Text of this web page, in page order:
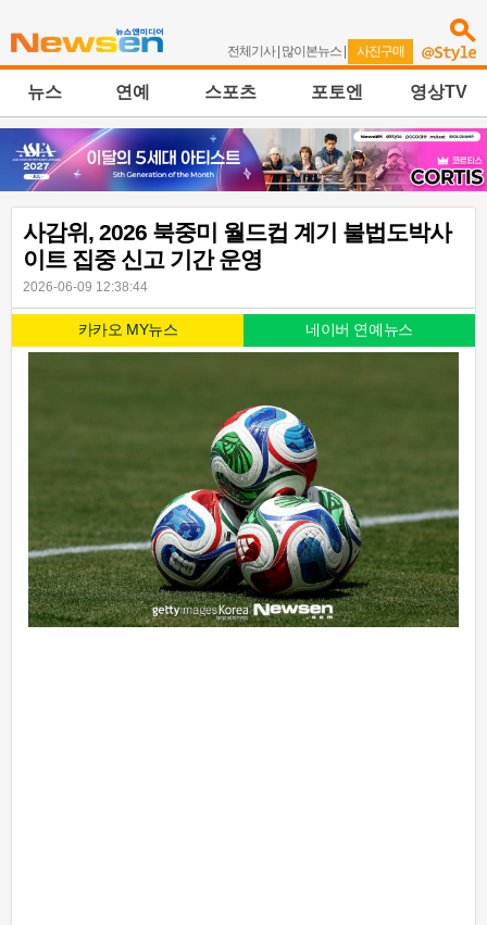
전체기사| 많이본뉴스 | 사진구매
뉴스 연예 스포츠 포토엔 영상TV
사감위, 2026 북중미 월드컵 계기 불법도박사
이트 집중 신고 기간 운영
2026-06-09 12:38:44
카카오 MY뉴스 네이버 연예뉴스